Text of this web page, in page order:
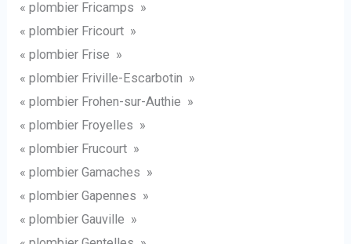
« plombier Fricamps »
« plombier Fricourt »
« plombier Frise »
« plombier Friville-Escarbotin »
« plombier Frohen-sur-Authie »
« plombier Froyelles »
« plombier Frucourt »
« plombier Gamaches »
« plombier Gapennes »
« plombier Gauville »